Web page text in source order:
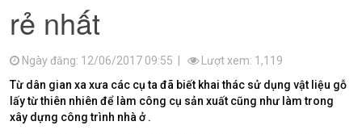
rẻ nhất
Ngày đăng: 12/06/2017 09:55 |
Lượt xem: 1,119
Từ dân gian xa xưa các cụ ta đã biết khai thác sử dụng vật liệu gỗ
lấy từ thiên nhiên để làm công cụ sản xuất cũng như làm trong
xây dựng công trình nhà ở .